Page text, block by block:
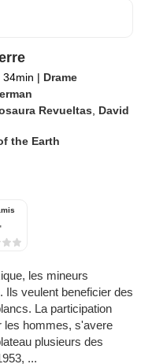
34min | Drame
Revueltas, David
the Earth
les mineurs
Ils veulent beneficier des
La participation
les hommes, s'avere
plusieurs des
...